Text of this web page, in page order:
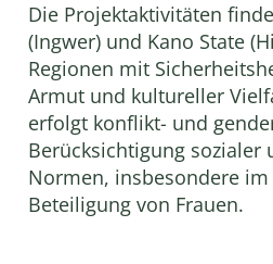
Die Projektaktivitäten
(Ingwer) und Kano State
Regionen mit
Armut und kultureller
erfolgt konflikt- und
Berücksichtigung sozialer
Normen, insbesondere
Beteiligung von Frauen.